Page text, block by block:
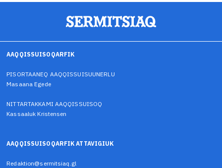
AAQQISSUISOQARFIK
PISORTAANEQ AAQQISSUISUUNERLU
Masaana Egede
NITTARTAKKAMI AAQQISSUISOQ
Kassaaluk Kristensen
AAQQISSUISOQARFIK ATTAVIGIUK
Redaktion@sermitsiaq.gl